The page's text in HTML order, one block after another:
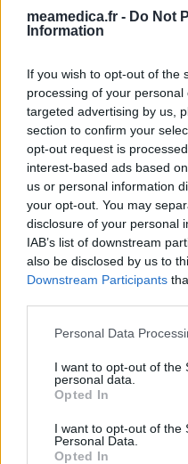
meamedica.fr - Do Not
Information
If you wish to opt-out of the
processing of your
targeted advertising by us,
section to confirm your
opt-out request is
interest-based ads based
us or personal information
your opt-out. You may
disclosure of your personal
IAB’s list of downstream
also be disclosed by us to
Downstream Participants
Personal Data
I want to opt-out of the
personal data.
Opted In
I want to opt-out of the
Personal Data.
Opted In
Roaccutane (245)
Acné
Epilepsie
Doxycycline (243)
Antibiotiques - tetracyclines
Laroxyl (239)
Dépression - antidépresseurs
Risperdal (230)
Psychose / schizophrénie -
Les évaluations de cette
l’évaluation d’un
des connaissances
reflètent seulement une
N’oubliez-pas que les
individus et que pour tout